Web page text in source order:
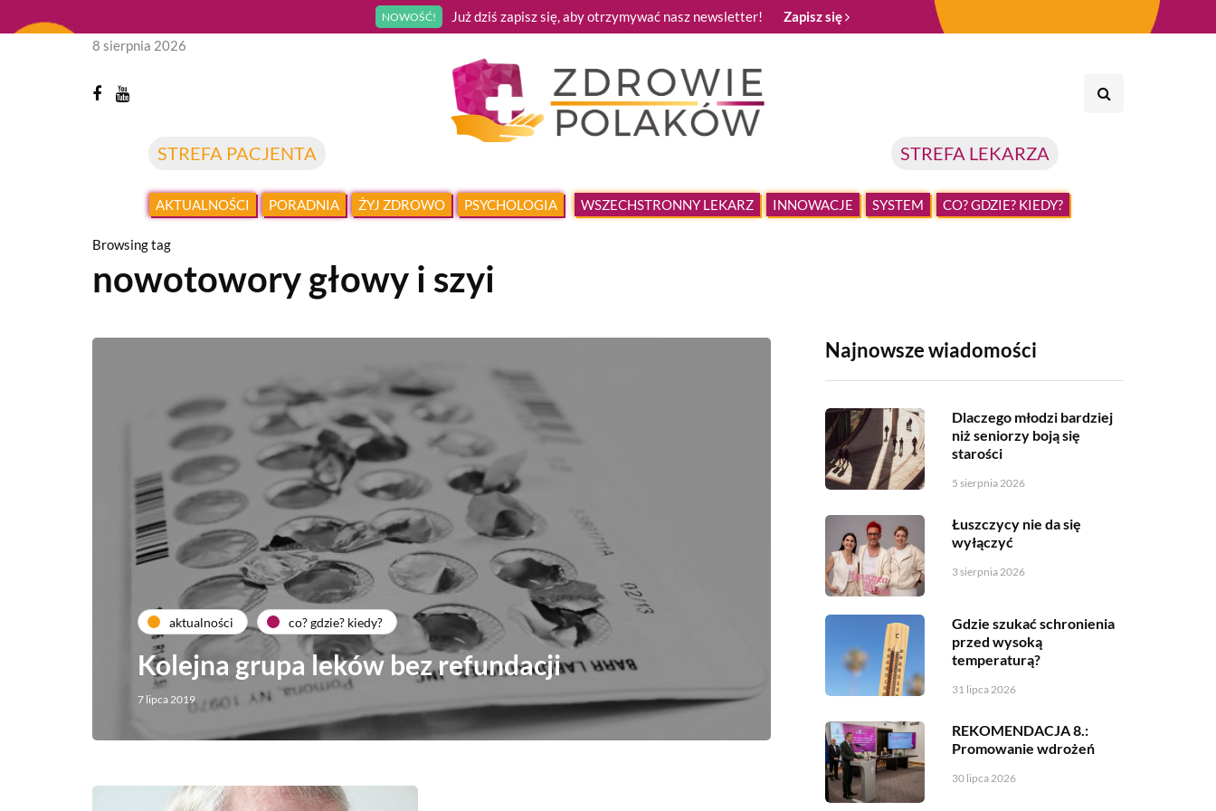
NOWOŚĆ! Już dziś zapisz się, aby otrzymywać nasz newsletter! Zapisz się
STREFA PACJENTA STREFA LEKARZA
8 sierpnia 2026
AKTUALNOŚCI PORADNIA ŻYJ ZDROWO PSYCHOLOGIA WSZECHSTRONNY LEKARZ INNOWACJE SYSTEM CO? GDZIE? KIEDY?
Browsing tag
nowotowory głowy i szyi
aktualności co? gdzie? kiedy?
Kolejna grupa leków bez refundacji
7 lipca 2019
Najnowsze wiadomości
Dlaczego młodzi bardziej
niż seniorzy boją się
starości
5 sierpnia 2026
Łuszczycy nie da się
wyłączyć
3 sierpnia 2026
Gdzie szukać schronienia
przed wysoką
temperaturą?
31 lipca 2026
REKOMENDACJA 8.:
Promowanie wdrożeń
30 lipca 2026